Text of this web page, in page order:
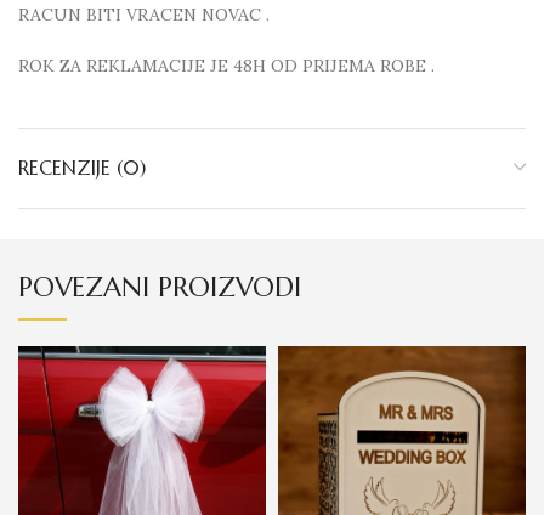
RACUN BITI VRACEN NOVAC .
ROK ZA REKLAMACIJE JE 48H OD PRIJEMA ROBE .
RECENZIJE (0)
POVEZANI PROIZVODI